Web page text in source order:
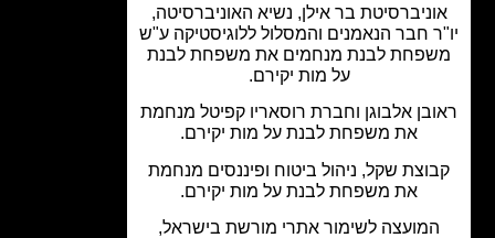
בר אילן, נשיא האוניברסיטה,
חבר הנאמנים והמסלול ללוגיסטיקה ע"ש
לבנת מנחמים את משפחת לבנת
על מות יקירם.
אלבוגן וחברת רוסאריו קפיטל מנחמת
את משפחת לבנת על מות יקירם.
שקל, ניהול ביטוח ופיננסים מנחמת
את משפחת לבנת על מות יקירם.
לשימור אתרי מורשת בישראל,